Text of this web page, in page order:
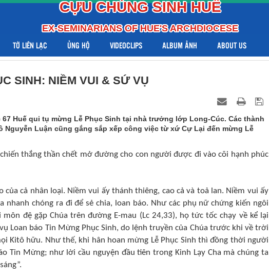
CỰU CHỦNG SINH HUẾ
EX-SEMINARIANS OF HUE'S ARCHDIOCESE
TỜ LIÊN LẠC ỦNG HỘ VIDEOCLIPS ALBUM ẢNH ABOUT US
SINH: NIỀM VUI & SỨ VỤ
Huế qui tụ mừng Lễ Phục Sinh tại nhà trưởng lớp Long-Cúc. Các thành
Nguyễn Luận cũng gắng sắp xếp công việc từ xứ Cự Lại đến mừng Lễ
thắng thần chết mở đường cho con người được đi vào cõi hạnh phúc
của cả nhân loại. Niềm vui ấy thánh thiêng, cao cả và toả lan. Niềm vui ấy
chóng ra đi để sẻ chia, loan báo. Như các phụ nữ chứng kiến ngôi
đệ gặp Chúa trên đường E-mau (Lc 24,33), họ tức tốc chạy về kể lại
Loan báo Tin Mừng Phục Sinh, do lệnh truyền của Chúa trước khi về trời
Kitô hữu. Như thế, khi hân hoan mừng Lễ Phục Sinh thì đồng thời người
Tin Mừng; như lời cầu nguyện đầu tiên trong Kinh Lạy Cha mà chúng ta